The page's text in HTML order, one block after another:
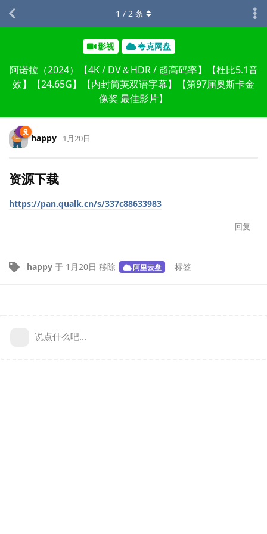
影视 夸克网盘
阿诺拉（2024）【4K / DV＆HDR / 超高码率】【杜比5.1音
效】【24.65G】【内封简英双语字幕】【第97届奥斯卡金
像奖 最佳影片】
1 / 2 条
happy 1月20日
资源下载
https://pan.qualk.cn/s/337c88633983
回复
happy 于 1月20日 移除 阿里云盘 标签
说点什么吧...